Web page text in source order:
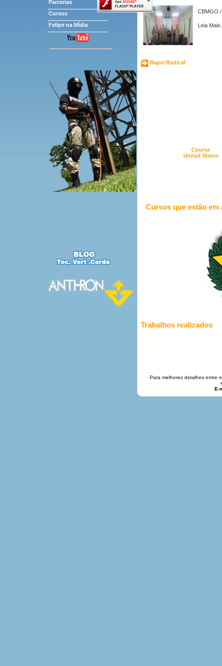
Parcerias
Cursos
Felipe na Mídia
CBMGO
Leia
Rapel Radical
Course
United States
Cursos que estão em
Trabalhos realizados
Para melhores detalhes entre
E-